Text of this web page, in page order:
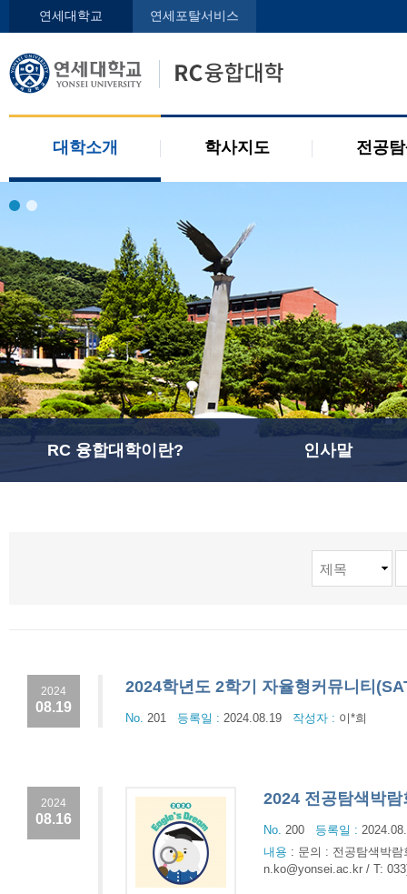
연세대학교 연세포탈서비스
대학소개 학사지도 전공
인사말
오시는 길
학사지도사
RC 융합대학이란? 인사말
2024
08.19
2024학년도 2학기 자율형커뮤니티
No. 201 등록일 : 2024.08.19 작성자 : 이*희
2024
08.16
2024 전공탐색박
No. 200 등록일 :
내용 : 문의 : 전공탐색박
n.ko@yonsei.ac.kr / T: